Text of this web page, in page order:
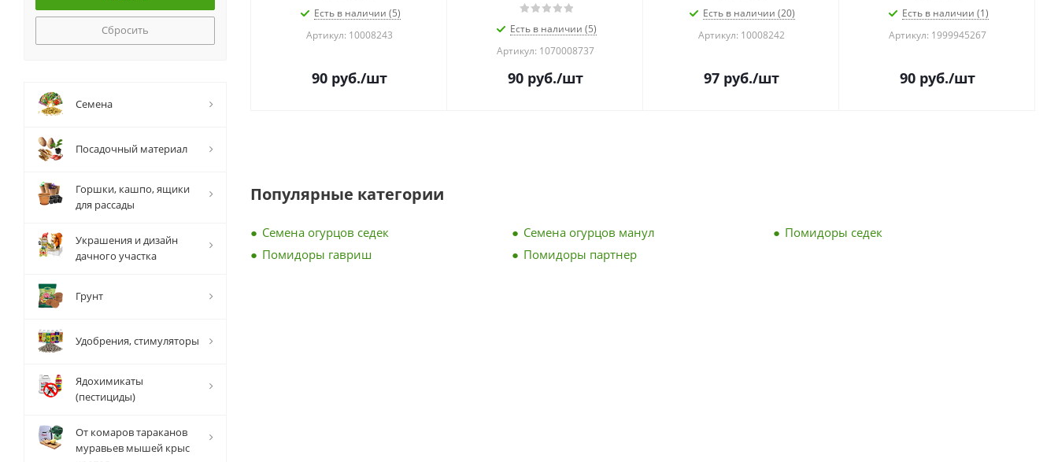
Есть в наличии (5)
Артикул: 10008243
90руб./шт
Есть в наличии (5)
Артикул: 1070008737
90руб./шт
Есть в наличии (20)
Артикул: 10008242
97руб./шт
Есть в наличии (1)
Артикул: 1999945267
90руб./шт
Популярные категории
Семена огурцов седек Семена огурцов манул
Помидоры седек
Помидоры гавриш
Помидоры партнер
Сбросить
Семена
Посадочный материал
Горшки, кашпо, ящики
для рассады
Украшения и дизайн
дачного участка
Грунт
Удобрения, стимуляторы
Ядохимикаты
(пестициды)
От комаров тараканов
муравьев мышей крыс